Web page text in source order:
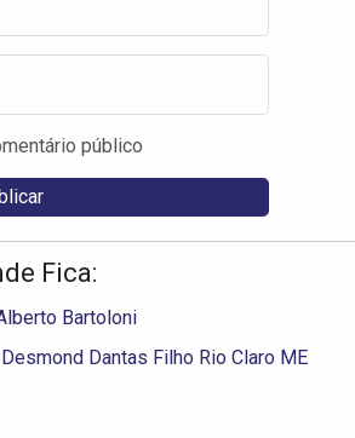
público
Fica:
Bartoloni
Dantas Filho Rio Claro ME